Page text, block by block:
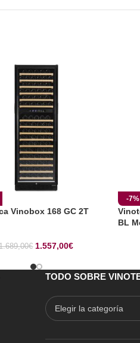
Vinobox 168 GC 2T
€ 1.557,00€
-7%
BL
TODO SOBRE